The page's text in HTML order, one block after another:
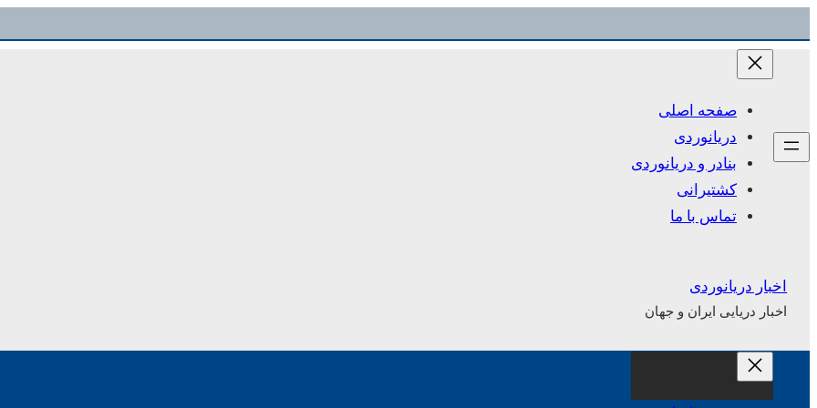
به
صفحه اصلی
دریانوردی
بنادر و دریانوردی
کشتیرانی
تماس با ما
اخبار دریانوردی
اخبار دریایی ایران و جهان